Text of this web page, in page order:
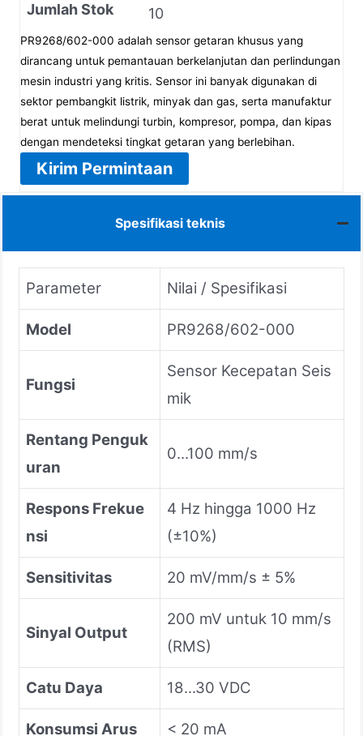
Jumlah Stok
10
PR9268/602-000 adalah sensor getaran khusus yang
dirancang untuk pemantauan berkelanjutan dan perlindungan
mesin industri yang kritis. Sensor ini banyak digunakan di
sektor pembangkit listrik, minyak dan gas, serta manufaktur
berat untuk melindungi turbin, kompresor, pompa, dan kipas
dengan mendeteksi tingkat getaran yang berlebihan.
Kirim Permintaan
Spesifikasi teknis
Parameter Nilai / Spesifikasi
Model PR9268/602-000
Fungsi
Sensor Kecepatan Seis
mik
Rentang Penguk
uran
0...100 mm/s
Respons Frekue
nsi
4 Hz hingga 1000 Hz
(±10%)
Sensitivitas 20 mV/mm/s ± 5%
Sinyal Output
200 mV untuk 10 mm/s
(RMS)
Catu Daya 18...30 VDC
Konsumsi Arus < 20 mA